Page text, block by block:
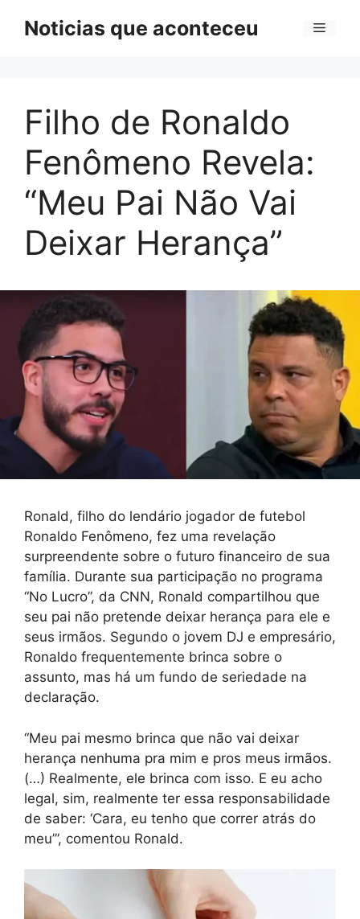
Noticias que aconteceu Menu
Filho de Ronaldo
Fenômeno Revela:
“Meu Pai Não Vai
Deixar Herança”
Ronald, filho do lendário jogador de futebol
Ronaldo Fenômeno, fez uma revelação
surpreendente sobre o futuro financeiro de sua
família. Durante sua participação no programa
“No Lucro”, da CNN, Ronald compartilhou que
seu pai não pretende deixar herança para ele e
seus irmãos. Segundo o jovem DJ e empresário,
Ronaldo frequentemente brinca sobre o
assunto, mas há um fundo de seriedade na
declaração.
“Meu pai mesmo brinca que não vai deixar
herança nenhuma pra mim e pros meus irmãos.
(…) Realmente, ele brinca com isso. E eu acho
legal, sim, realmente ter essa responsabilidade
de saber: ‘Cara, eu tenho que correr atrás do
meu’”, comentou Ronald.